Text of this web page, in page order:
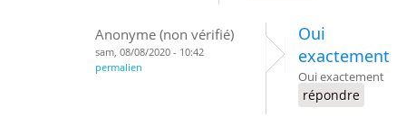
Anonyme (non vérifié)
sam, 08/08/2020 - 10:42
permalien
Oui
exactement
Oui exactement
répondre